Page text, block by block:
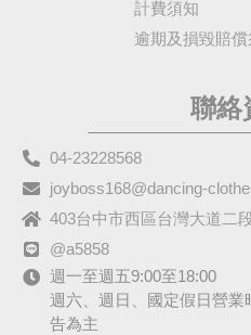
計費須知
逾期及損毀賠償
聯絡
04-23228568
joyboss168@dancing-
403台中市西區台灣大道二
@a5858
週一至週五9:00至18:00
週六、週日、國定假日營
告為主